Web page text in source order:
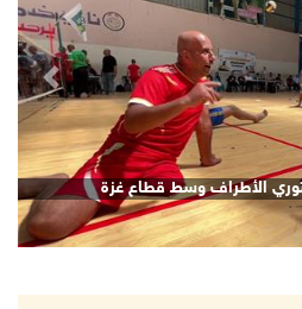
فعالية رياضية لمبتوري